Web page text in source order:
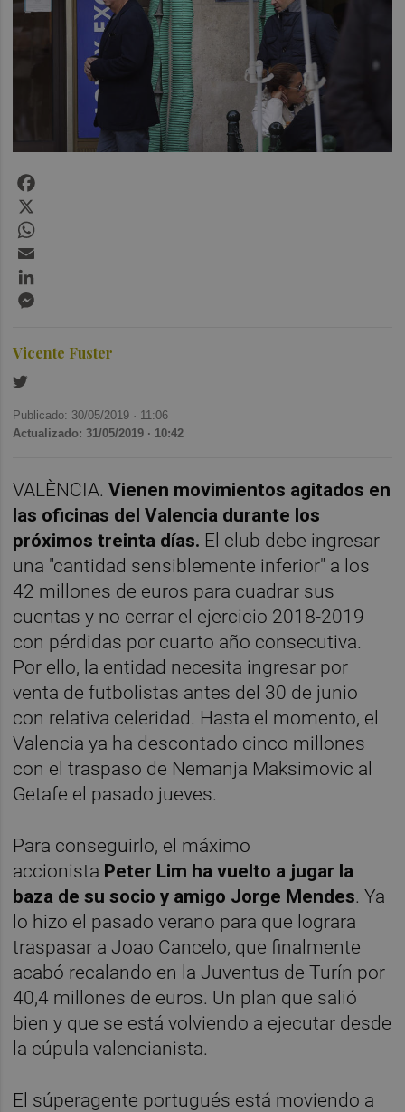
Vicente Fuster
Publicado: 30/05/2019 · 11:06
Actualizado: 31/05/2019 · 10:42
VALÈNCIA.Vienen movimientos agitados en
las oficinas del Valencia durante los
próximos treinta días. El club debe ingresar
una "cantidad sensiblemente inferior" a los
42 millones de euros para cuadrar sus
cuentas y no cerrar el ejercicio 2018-2019
con pérdidas por cuarto año consecutiva.
Por ello, la entidad necesita ingresar por
venta de futbolistas antes del 30 de junio
con relativa celeridad. Hasta el momento, el
Valencia ya ha descontado cinco millones
con el traspaso de Nemanja Maksimovic al
Getafe el pasado jueves.
Para conseguirlo, el máximo
accionista Peter Lim ha vuelto a jugar la
baza de su socio y amigo Jorge Mendes. Ya
lo hizo el pasado verano para que lograra
traspasar a Joao Cancelo, que finalmente
acabó recalando en la Juventus de Turín por
40,4 millones de euros. Un plan que salió
bien y que se está volviendo a ejecutar desde
la cúpula valencianista.
El súperagente portugués está moviendo a